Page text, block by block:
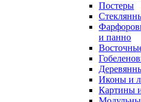
Постеры
и панно
Иконы и
Картины